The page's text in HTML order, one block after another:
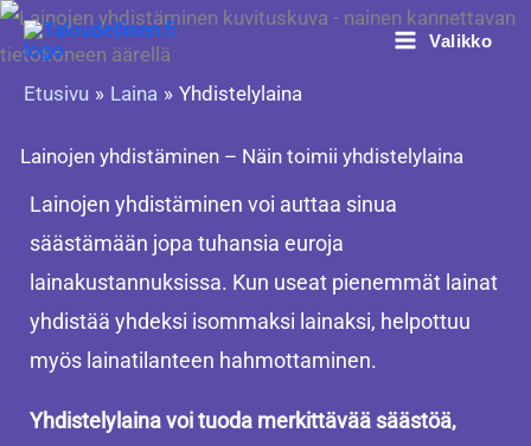
Siirry
sisältöön
Valikko
Etusivu Laina Yhdistelylaina
Lainojen yhdistäminen – Näin toimii yhdistelylaina
Lainojen yhdistäminen voi auttaa sinua
säästämään jopa tuhansia euroja
lainakustannuksissa. Kun useat pienemmät lainat
yhdistää yhdeksi isommaksi lainaksi, helpottuu
myös lainatilanteen hahmottaminen.
Yhdistelylaina voi tuoda merkittävää säästöä,